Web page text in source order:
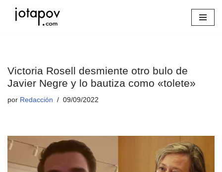
Victoria Rosell desmiente otro bulo de
Javier Negre y lo bautiza como «tolete»
por Redacción 09/09/2022